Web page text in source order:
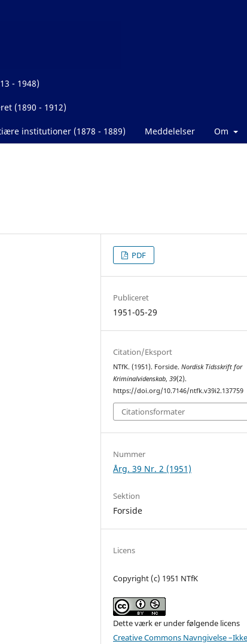
- 1948)
(1890 - 1912)
institutioner (1878 - 1889) Meddelelser Om
PDF
Publiceret
1951-05-29
Citation/Eksport
NTfK. (1951). Forside.Nordisk Tidsskrift for
Kriminalvidenskab,39(2).
https://doi.org/10.7146/ntfk.v39i2.137759
Citationsformater
Nummer
Årg. 39 Nr. 2 (1951)
Sektion
Forside
Licens
Copyright (c) 1951 NTfK
Dette værk er under følgende licens
Creative Commons Navngivelse